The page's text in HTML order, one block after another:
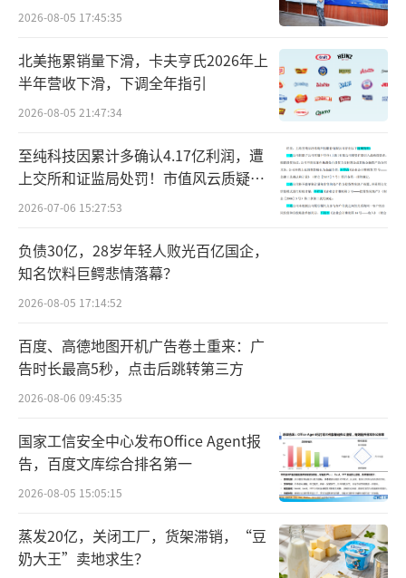
按照每个订单3000元定金，光是定金就收
入了超过1500万元。
再看下优必选2025年全年销售，去年全
台，也就是说这款新品目前的预售量，就足以
抵掉了好几年优必选的销售量。
形机器人出货量预计达到5万台，相较于此前2.
8万台的预测规模近乎翻倍。而该行年初初始预
据，直观体现了国内人形机器人量产能力、市
场需求释放节奏持续超预期。
机构还预测，2030年国内人形机器人年出
货量将攀升至44.6万台，市场规模持续扩容，
成长空间广阔。
2026-08-05 17:45:35
北美拖累销量下滑，卡夫亨氏2026年上
半年营收下滑，下调全年指引
2026-08-05 21:47:34
至纯科技因累计多确认4.17亿利润，遭
上交所和证监局处罚！市值风云质疑其
财务问题，遭巨额索赔！
2026-07-06 15:27:53
负债30亿，28岁年轻人败光百亿国企，
知名饮料巨鳄悲情落幕？
2026-08-05 17:14:52
百度、高德地图开机广告卷土重来：广
告时长最高5秒，点击后跳转第三方
2026-08-06 09:45:35
国家工信安全中心发布Office Agent报
告，百度文库综合排名第一
2026-08-05 15:05:15
蒸发20亿，关闭工厂，货架滞销，“豆
奶大王”卖地求生？